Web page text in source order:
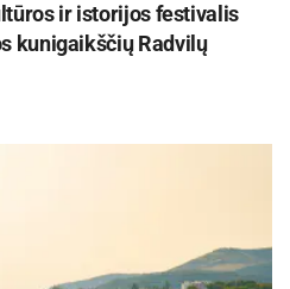
ir istorijos festivalis
kunigaikščių Radvilų